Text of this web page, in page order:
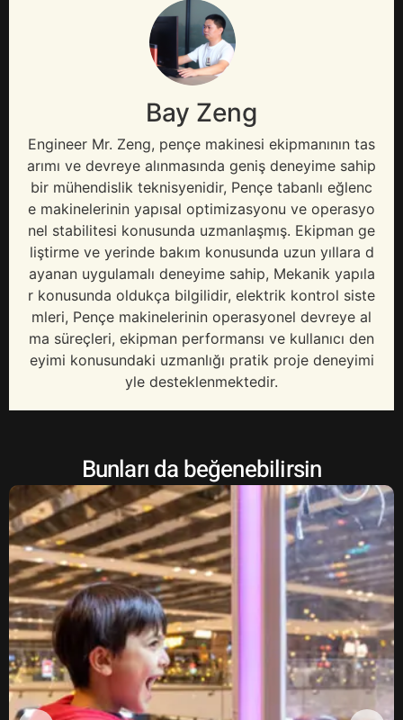
Bay Zeng
Engineer Mr. Zeng, pençe makinesi ekipmanının tas
arımı ve devreye alınmasında geniş deneyime sahip
bir mühendislik teknisyenidir, Pençe tabanlı eğlenc
e makinelerinin yapısal optimizasyonu ve operasyo
nel stabilitesi konusunda uzmanlaşmış. Ekipman ge
liştirme ve yerinde bakım konusunda uzun yıllara d
ayanan uygulamalı deneyime sahip, Mekanik yapıla
r konusunda oldukça bilgilidir, elektrik kontrol siste
mleri, Pençe makinelerinin operasyonel devreye al
ma süreçleri, ekipman performansı ve kullanıcı den
eyimi konusundaki uzmanlığı pratik proje deneyimi
yle desteklenmektedir.
Bunları da beğenebilirsin